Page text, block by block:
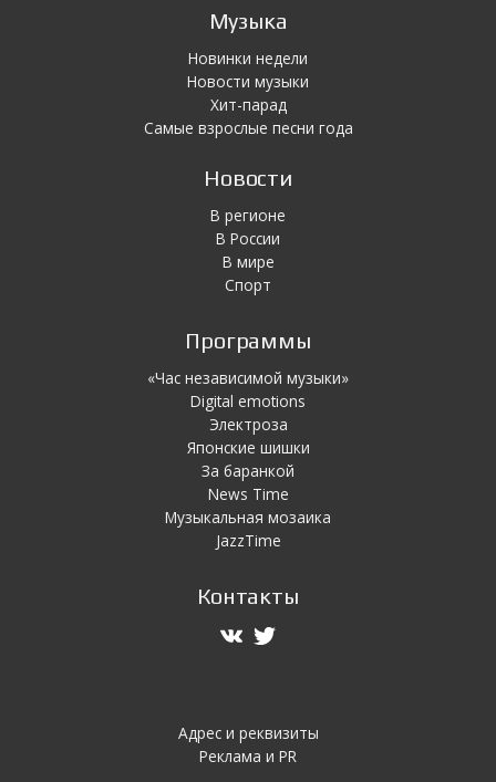
Музыка
Новинки недели
Новости музыки
Хит-парад
Самые взрослые песни года
Новости
В регионе
В России
В мире
Спорт
Программы
«Час независимой музыки»
Digital emotions
Электроза
Японскиe шишки
За баранкой
News Time
Музыкальная мозаика
JazzTime
Контакты
Адрес и реквизиты
Реклама и PR